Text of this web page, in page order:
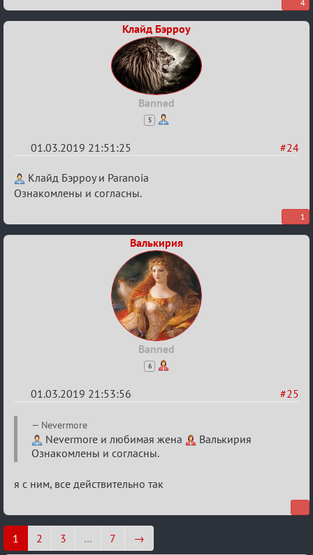
Пар
4
Клайд Бэрроу
Banned
5
#24
01.03.2019 21:51:25
Re:
IX
Пар
Клайд Бэрроу и Paranoia
Ознакомлены и согласны.
1
Валькирия
Banned
6
#25
01.03.2019 21:53:56
Re:
Турнир
Пар
Nevermore
Nevermore и любимая жена
Валькирия
Ознакомлены и согласны.
я с ним, все действительно так
1 2 3 … 7 →